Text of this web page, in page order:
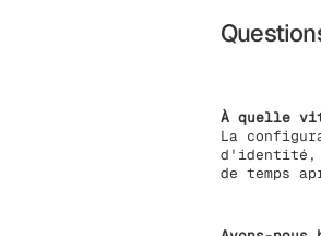
À quelle
La
d'identité,
de temps